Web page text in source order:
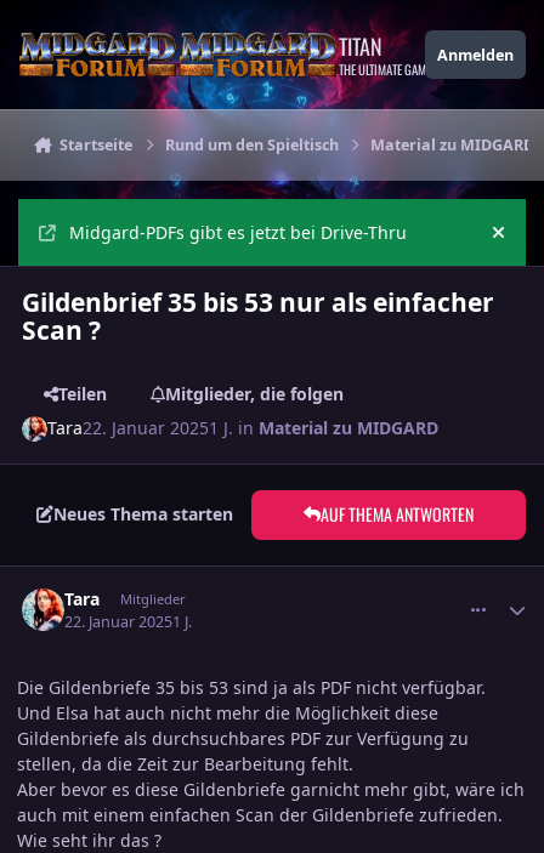
TITAN
THE ULTIMATE GAMING THEME
Anmelden
Startseite Rund um den Spieltisch Material zu MIDGARD
Midgard-PDFs gibt es jetzt bei Drive-Thru
Gildenbrief 35 bis 53 nur als einfacher
Scan ?
Teilen
Mitglieder, die folgen
Tara22. Januar 20251 J. in Material zu MIDGARD
Neues Thema starten AUF THEMA ANTWORTEN
Tara Mitglieder
22. Januar 20251 J.
Die Gildenbriefe 35 bis 53 sind ja als PDF nicht verfügbar.
Und Elsa hat auch nicht mehr die Möglichkeit diese
Gildenbriefe als durchsuchbares PDF zur Verfügung zu
stellen, da die Zeit zur Bearbeitung fehlt.
Aber bevor es diese Gildenbriefe garnicht mehr gibt, wäre ich
auch mit einem einfachen Scan der Gildenbriefe zufrieden.
Wie seht ihr das ?